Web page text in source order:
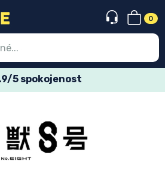
0
5 spokojenost